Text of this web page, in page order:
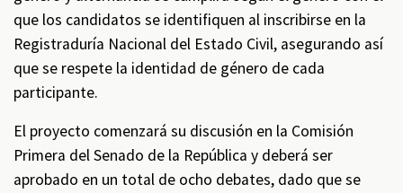
que los candidatos se identifiquen al inscribirse en la
Registraduría Nacional del Estado Civil, asegurando así
que se respete la identidad de género de cada
participante.
El proyecto comenzará su discusión en la Comisión
Primera del Senado de la República y deberá ser
aprobado en un total de ocho debates, dado que se